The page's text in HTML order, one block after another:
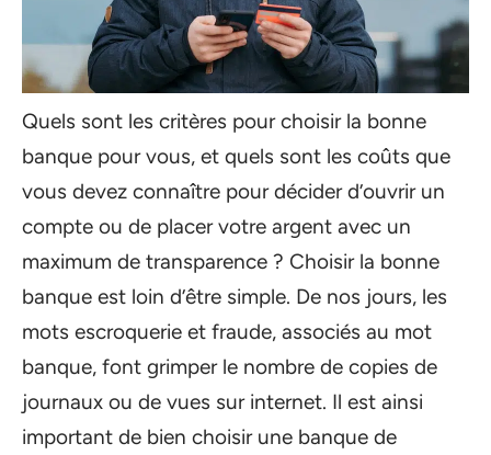
Quels sont les critères pour choisir la bonne
banque pour vous, et quels sont les coûts que
vous devez connaître pour décider d’ouvrir un
compte ou de placer votre argent avec un
maximum de transparence ? Choisir la bonne
banque est loin d’être simple. De nos jours, les
mots escroquerie et fraude, associés au mot
banque, font grimper le nombre de copies de
journaux ou de vues sur internet. Il est ainsi
important de bien choisir une banque de